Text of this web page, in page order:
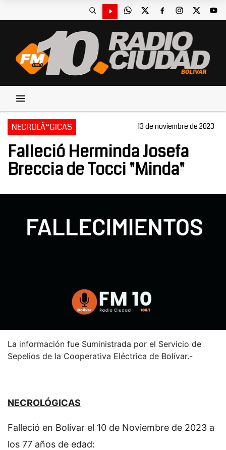
NECROLÃ“GICAS 13 de noviembre de 2023
Falleció Herminda Josefa
Breccia de Tocci "Minda"
La información fue Suministrada por el Servicio de
Sepelios de la Cooperativa Eléctrica de Bolívar.-
NECROLÓGICAS
Falleció en Bolívar el 10 de Noviembre de 2023 a
los 77 años de edad: